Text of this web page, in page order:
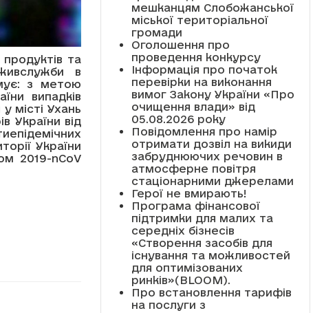
та
в
з метою
випадків
місті Ухань
України від
України
2019-nCoV
мешканцям Слобожанської
міської територіальної
громади
Оголошення про
проведення конкурсу
Інформація про початок
перевірки на виконання
вимог Закону України «Про
очищення влади» від
05.08.2026 року
Повідомлення про намір
отримати дозвіл на викиди
забруднюючих речовин в
атмосферне повітря
стаціонарними джерелами
Герої не вмирають!
Програма фінансової
підтримки для малих та
середніх бізнесів
«Створення засобів для
існування та можливостей
для оптимізованих
ринків»(BLOOM).
Про встановлення тарифів
на послуги з